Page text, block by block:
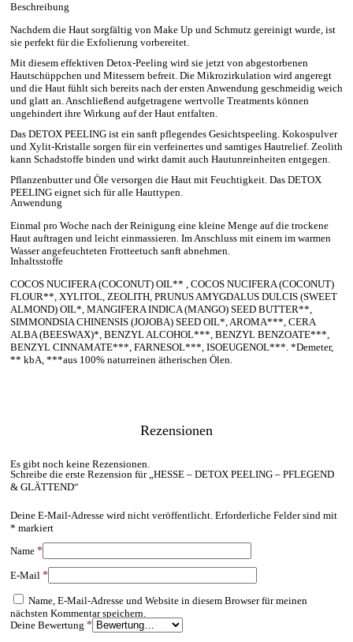
Beschreibung
Nachdem die Haut sorgfältig von Make Up und Schmutz gereinigt wurde, ist
sie perfekt für die Exfolierung vorbereitet.
Mit diesem effektiven Detox-Peeling wird sie jetzt von abgestorbenen
Hautschüppchen und Mitessern befreit. Die Mikrozirkulation wird angeregt
und die Haut fühlt sich bereits nach der ersten Anwendung geschmeidig weich
und glatt an. Anschließend aufgetragene wertvolle Treatments können
ungehindert ihre Wirkung auf der Haut entfalten.
Das DETOX PEELING ist ein sanft pflegendes Gesichtspeeling. Kokospulver
und Xylit-Kristalle sorgen für ein verfeinertes und samtiges Hautrelief. Zeolith
kann Schadstoffe binden und wirkt damit auch Hautunreinheiten entgegen.
Pflanzenbutter und Öle versorgen die Haut mit Feuchtigkeit. Das DETOX
PEELING eignet sich für alle Hauttypen.
Anwendung
Einmal pro Woche nach der Reinigung eine kleine Menge auf die trockene
Haut auftragen und leicht einmassieren. Im Anschluss mit einem im warmen
Wasser angefeuchteten Frotteetuch sanft abnehmen.
Inhaltsstoffe
COCOS NUCIFERA (COCONUT) OIL** , COCOS NUCIFERA (COCONUT)
FLOUR**, XYLITOL, ZEOLITH, PRUNUS AMYGDALUS DULCIS (SWEET
ALMOND) OIL*, MANGIFERA INDICA (MANGO) SEED BUTTER**,
SIMMONDSIA CHINENSIS (JOJOBA) SEED OIL*, AROMA***, CERA
ALBA (BEESWAX)*, BENZYL ALCOHOL***, BENZYL BENZOATE***,
BENZYL CINNAMATE***, FARNESOL***, ISOEUGENOL***. *Demeter,
** kbA, ***aus 100% naturreinen ätherischen Ölen.
Rezensionen
Es gibt noch keine Rezensionen.
Schreibe die erste Rezension für „HESSE – DETOX PEELING – PFLEGEND
& GLÄTTEND“
Deine E-Mail-Adresse wird nicht veröffentlicht. Erforderliche Felder sind mit
* markiert
Name *
E-Mail *
Name, E-Mail-Adresse und Website in diesem Browser für meinen
nächsten Kommentar speichern.
Deine Bewertung *